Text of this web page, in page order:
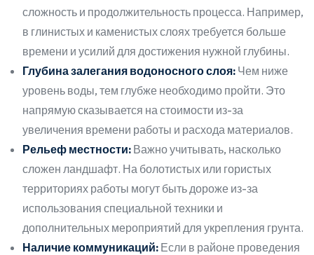
сложность и продолжительность процесса. Например,
в глинистых и каменистых слоях требуется больше
времени и усилий для достижения нужной глубины.
Глубина залегания водоносного слоя: Чем ниже
уровень воды, тем глубже необходимо пройти. Это
напрямую сказывается на стоимости из-за
увеличения времени работы и расхода материалов.
Рельеф местности: Важно учитывать, насколько
сложен ландшафт. На болотистых или гористых
территориях работы могут быть дороже из-за
использования специальной техники и
дополнительных мероприятий для укрепления грунта.
Наличие коммуникаций: Если в районе проведения